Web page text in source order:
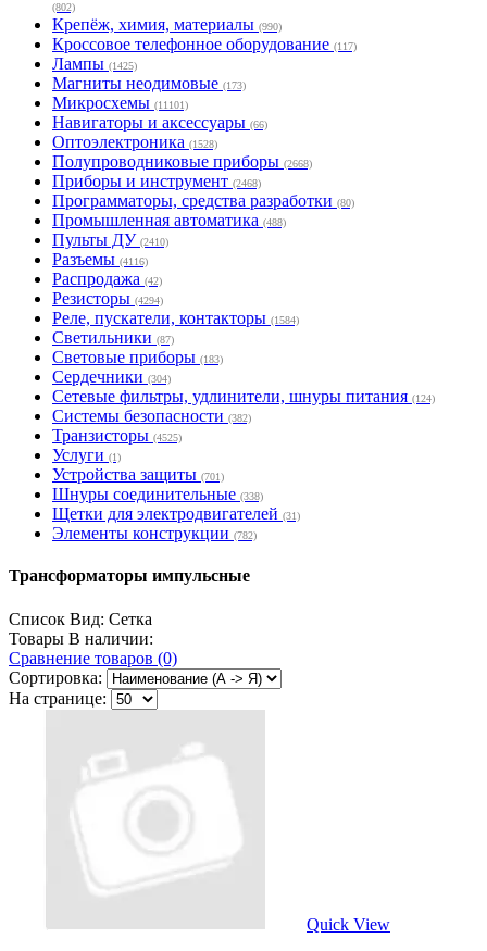
(802)
Крепёж, химия, материалы (990)
Кроссовое телефонное оборудование (117)
Лампы (1425)
Магниты неодимовые (173)
Микросхемы (11101)
Навигаторы и аксессуары (66)
Оптоэлектроника (1528)
Полупроводниковые приборы (2668)
Приборы и инструмент (2468)
Программаторы, средства разработки (80)
Промышленная автоматика (488)
Пульты ДУ (2410)
Разъемы (4116)
Распродажа (42)
Резисторы (4294)
Реле, пускатели, контакторы (1584)
Светильники (87)
Световые приборы (183)
Сердечники (304)
Сетевые фильтры, удлинители, шнуры питания (124)
Системы безопасности (382)
Транзисторы (4525)
Услуги (1)
Устройства защиты (701)
Шнуры соединительные (338)
Щетки для электродвигателей (31)
Элементы конструкции (782)
Трансформаторы импульсные
Список Вид: Сетка
Товары В наличии:
Сравнение товаров (0)
Сортировка:
На странице:
Quick View